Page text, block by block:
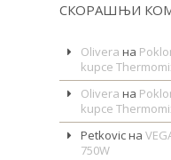
СКОРАШЊИ
Olivera на
kupce
Olivera на
kupce
Petkovicна
750W